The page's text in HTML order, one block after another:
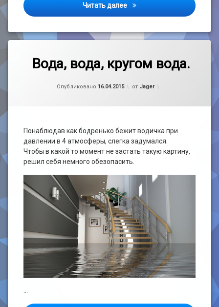
Читать далее Информер на
Вода, вода, кругом вода.
Опубликовано 16.04.2015
Обновлено на
от Jager
Понаблюдав как бодренько бежит водичка при
давлении в 4 атмосферы, слегка задумался.
Чтобы в какой то момент не застать такую картину,
решил себя немного обезопасить.
комментарий